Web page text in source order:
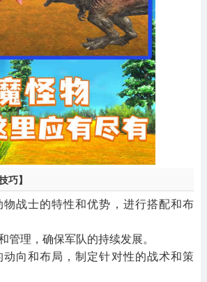
巧】
战士的特性和优势，进行搭配和布
管理，确保军队的持续发展。
向和布局，制定针对性的战术和策